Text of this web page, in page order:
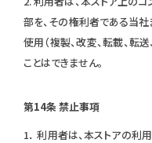
部を、その権利者である当
使用（複製、改変、転載、転
ことはできません。
第14条 禁止事項
1． 利用者は、本ストアの利